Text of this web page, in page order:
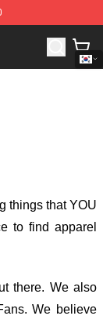
things that YOU
to find apparel
there. We also
We believe